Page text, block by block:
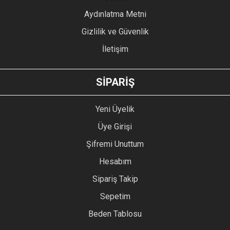
GÖNDER
Aydınlatma Metni
Gizlilik ve Güvenlik
İletişim
SİPARİŞ
Yeni Üyelik
Üye Girişi
Şifremi Unuttum
Hesabım
Sipariş Takip
Sepetim
Beden Tablosu